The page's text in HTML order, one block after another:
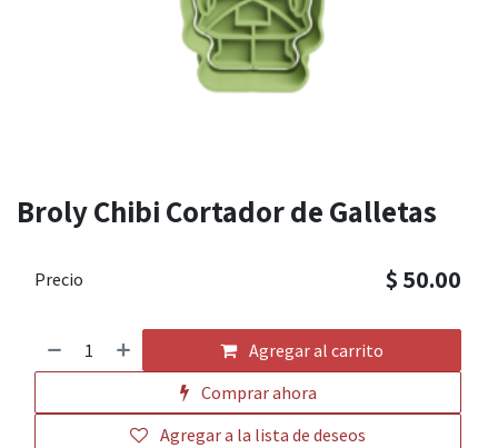
Broly Chibi Cortador de Galletas
Agregar al carrito
Comprar ahora
Agregar a la lista de deseos
Precio $ 50.00